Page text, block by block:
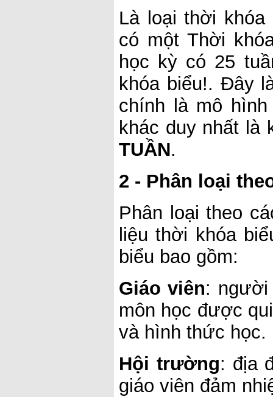
Là loại thời
có một Thời
học kỳ có 25
khóa biểu!. Đây
chính là mô
khác duy nhất là
TUẦN.
2 - Phân loại
Phân loại theo
liệu thời khóa
biểu bao gồm:
Giáo viên: người
môn học được
và hình thức học.
Hội trường: địa
giáo viên đảm